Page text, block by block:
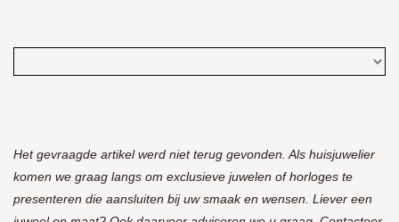
Aanbiedingen
Het gevraagde artikel werd niet terug gevonden. Als huisjuwelier
komen we graag langs om exclusieve juwelen of horloges te
presenteren die aansluiten bij uw smaak en wensen. Liever een